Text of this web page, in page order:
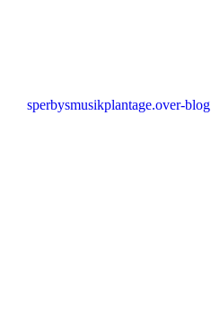
sperbysmusikplantage.over-blog